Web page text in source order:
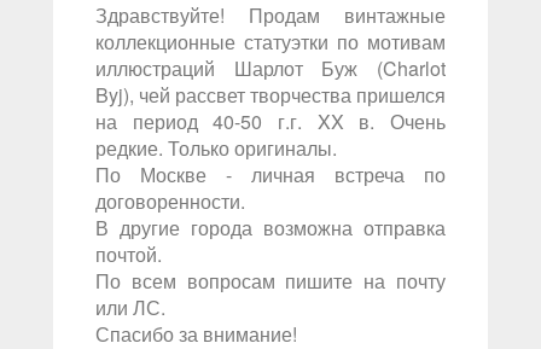
Здравствуйте! Продам винтажные
коллекционные статуэтки по мотивам
иллюстраций Шарлот Буж (Charlot
Byj), чей рассвет творчества пришелся
на период 40-50 г.г. XX в. Очень
редкие. Только оригиналы.
По Москве - личная встреча по
договоренности.
В другие города возможна отправка
почтой.
По всем вопросам пишите на почту
или ЛС.
Спасибо за внимание!